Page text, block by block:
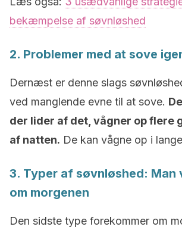
bekæmpelse af søvnløshed
2. Problemer med at sove
Dernæst er denne slags
ved manglende evne til at sove.
der lider af det, vågner op flere
af natten. De kan vågne op i
3. Typer af søvnløshed: Man
om morgenen
Den sidste type forekommer om